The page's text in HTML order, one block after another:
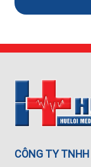
CÔNG TY